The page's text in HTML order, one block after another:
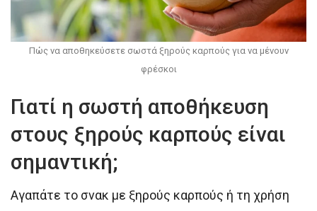
Πώς να αποθηκεύσετε σωστά ξηρούς καρπούς για να μένουν
φρέσκοι
Γιατί η σωστή αποθήκευση
στους ξηρούς καρπούς είναι
σημαντική;
Αγαπάτε το σνακ με ξηρούς καρπούς ή τη χρήση